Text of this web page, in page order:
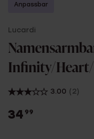
Anpassbar
Lucardi
Infinity/
3.00 (2)
34 99